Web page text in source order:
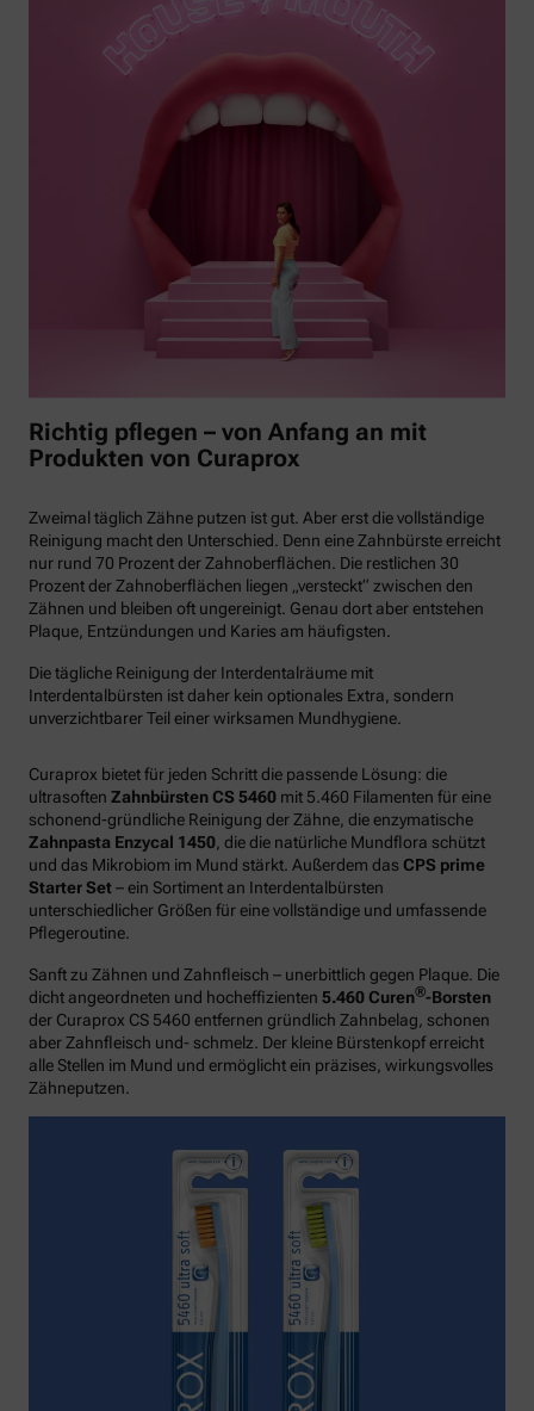
Richtig pflegen – von Anfang an mit
Produkten von Curaprox
Zweimal täglich Zähne putzen ist gut. Aber erst die vollständige
Reinigung macht den Unterschied. Denn eine Zahnbürste erreicht
nur rund 70 Prozent der Zahnoberflächen. Die restlichen 30
Prozent der Zahnoberflächen liegen „versteckt“ zwischen den
Zähnen und bleiben oft ungereinigt. Genau dort aber entstehen
Plaque, Entzündungen und Karies am häufigsten.
Die tägliche Reinigung der Interdentalräume mit
Interdentalbürsten ist daher kein optionales Extra, sondern
unverzichtbarer Teil einer wirksamen Mundhygiene.
Curaprox bietet für jeden Schritt die passende Lösung: die
ultrasoften Zahnbürsten CS 5460 mit 5.460 Filamenten für eine
schonend-gründliche Reinigung der Zähne, die enzymatische
Zahnpasta Enzycal 1450, die die natürliche Mundflora schützt
und das Mikrobiom im Mund stärkt. Außerdem das CPS prime
Starter Set– ein Sortiment an Interdentalbürsten
unterschiedlicher Größen für eine vollständige und umfassende
Pflegeroutine.
Sanft zu Zähnen und Zahnfleisch – unerbittlich gegen Plaque. Die
dicht angeordneten und hocheffizienten 5.460 Curen®-Borsten
der Curaprox CS 5460 entfernen gründlich Zahnbelag, schonen
aber Zahnfleisch und- schmelz. Der kleine Bürstenkopf erreicht
alle Stellen im Mund und ermöglicht ein präzises, wirkungsvolles
Zähneputzen.